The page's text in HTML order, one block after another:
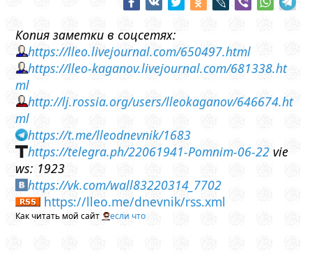
Копия заметки в соцсетях:
https://lleo.livejournal.com/650497.html
https://lleo-kaganov.livejournal.com/681338.ht
ml
http://lj.rossia.org/users/lleokaganov/646674.ht
ml
https://t.me/lleodnevnik/1683
https://telegra.ph/22061941-Pomnim-06-22 vie
ws: 1923
https://vk.com/wall83220314_7702
https://lleo.me/dnevnik/rss.xml
Как читать мой сайт если что